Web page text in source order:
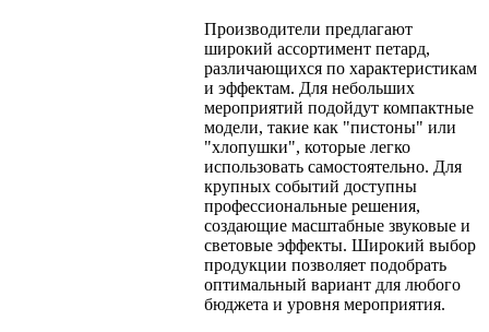
Производители предлагают
широкий ассортимент петард,
различающихся по характеристикам
и эффектам. Для небольших
мероприятий подойдут компактные
модели, такие как "пистоны" или
"хлопушки", которые легко
использовать самостоятельно. Для
крупных событий доступны
профессиональные решения,
создающие масштабные звуковые и
световые эффекты. Широкий выбор
продукции позволяет подобрать
оптимальный вариант для любого
бюджета и уровня мероприятия.